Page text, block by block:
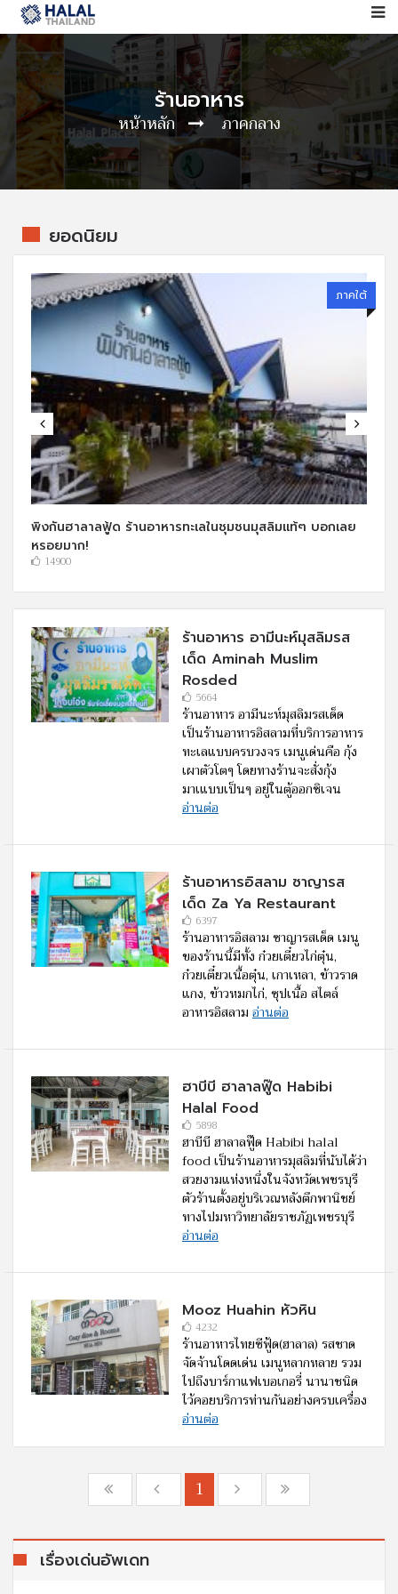
ร้านอาหาร
หน้าหลัก ภาคกลาง
ยอดนิยม
ภาคใต้
พิงกันฮาลาลฟู้ด ร้านอาหารทะเลในชุมชนมุสลิมแท้ๆ บอกเลย
หรอยมาก!
14900
ร้านอาหาร อามีนะห์มุสลิมรส
เด็ด Aminah Muslim
Rosded
5664
ร้านอาหาร อามีนะห์มุสลิมรสเด็ด
เป็นร้านอาหารอิสลามที่บริการอาหาร
ทะเลแบบครบวงจร เมนูเด่นคือ กุ้ง
เผาตัวโตๆ โดยทางร้านจะสั่งกุ้ง
มาเแบบเป็นๆ อยู่ในตู้ออกซิเจน
อ่านต่อ
ร้านอาหารอิสลาม ซาญารส
เด็ด Za Ya Restaurant
6397
ร้านอาหารอิสลาม ซาญารสเด็ด เมนู
ของร้านนี้มีทั้ง ก๋วยเตี๋ยวไก่ตุ๋น,
ก๋วยเตี๋ยวเนื้อตุ๋น, เกาเหลา, ข้าวราด
แกง, ข้าวหมกไก่, ซุปเนื้อ สไตล์
อาหารอิสลาม อ่านต่อ
ฮาบีบี ฮาลาลฟู๊ด Habibi
Halal Food
5898
ฮาบีบี ฮาลาลฟู๊ด Habibi halal
food เป็นร้านอาหารมุสลิมที่นับได้ว่า
สวยงามแห่งหนึ่งในจังหวัดเพชรบุรี
ตัวร้านตั้งอยู่บริเวณหลังตึกพานิชย์
ทางไปมหาวิทยาลัยราชภัฏเพชรบุรี
อ่านต่อ
Mooz Huahin หัวหิน
4232
ร้านอาหารไทยซีฟู้ด(ฮาลาล) รสชาด
จัดจ้านโดดเด่น เมนูหลากหลาย รวม
ไปถึงบาร์กาแฟเบอเกอรี่ นานาชนิด
ไว้คอยบริการท่านกันอย่างครบเครื่อง
อ่านต่อ
1
เรื่องเด่นอัพเดท